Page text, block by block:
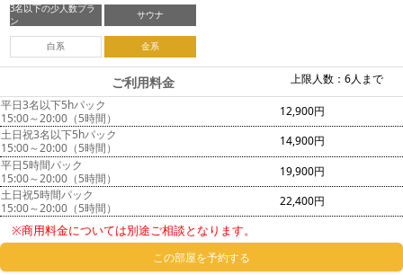
3名以下の少人数プラ
ン
サウナ
白系 金系
上限人数：6人まで
ご利用料金
平日3名以下5hパック
15:00～20:00（5時間）
12,900円
土日祝3名以下5hパック
15:00～20:00（5時間）
14,900円
平日5時間パック
15:00～20:00（5時間）
19,900円
土日祝5時間パック
15:00～20:00（5時間）
22,400円
※商用料金については別途ご相談となります。
この部屋を予約する